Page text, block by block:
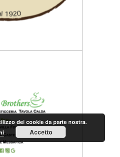
dei cookie da parte nostra.
Accetto